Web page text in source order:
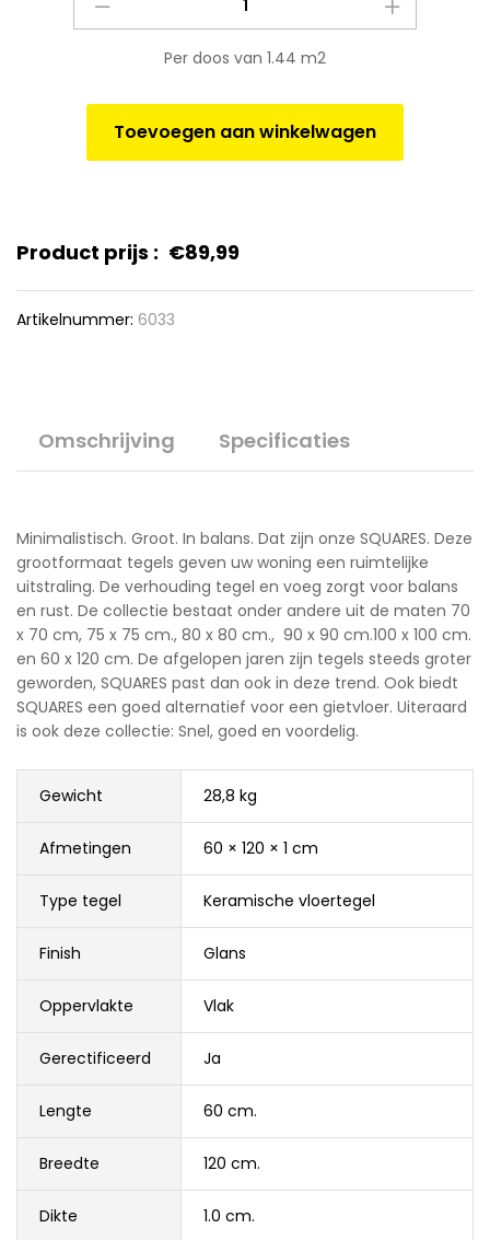
60x120x1.0
cm.
Per doos van 1.44 m2
Toevoegen aan winkelwagen
Product prijs : €89,99
Artikelnummer: 6033
Omschrijving Specificaties
Minimalistisch. Groot. In balans. Dat zijn onze SQUARES. Deze
grootformaat tegels geven uw woning een ruimtelijke
uitstraling. De verhouding tegel en voeg zorgt voor balans
en rust. De collectie bestaat onder andere uit de maten 70
x 70 cm, 75 x 75 cm., 80 x 80 cm., 90 x 90 cm.100 x 100 cm.
en 60 x 120 cm. De afgelopen jaren zijn tegels steeds groter
geworden, SQUARES past dan ook in deze trend. Ook biedt
SQUARES een goed alternatief voor een gietvloer. Uiteraard
is ook deze collectie: Snel, goed en voordelig.
Gewicht 28,8 kg
Afmetingen 60 × 120 × 1 cm
Type tegel Keramische vloertegel
Finish Glans
Oppervlakte Vlak
Gerectificeerd Ja
Lengte 60 cm.
Breedte 120 cm.
Dikte 1.0 cm.